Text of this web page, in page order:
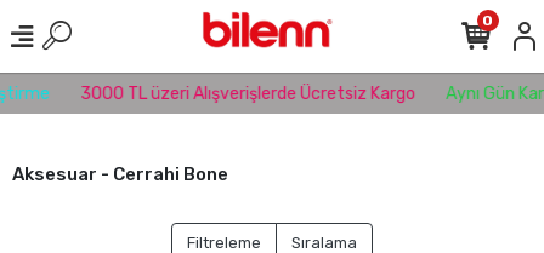
3000 TL üzeri Alışverişlerde Ücretsiz Kargo Aynı Gün
0
Aksesuar - Cerrahi Bone
Filtreleme Sıralama